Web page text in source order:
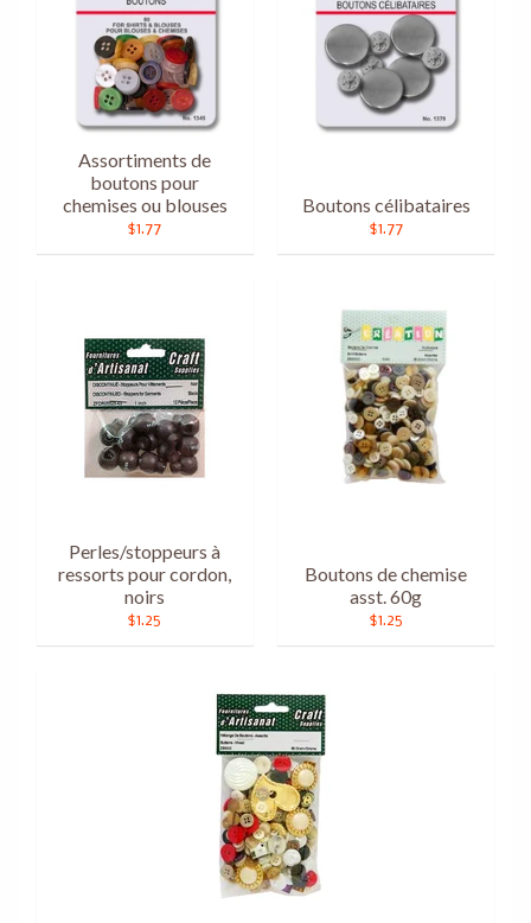
Assortiments de
boutons pour
chemises ou blouses
$1.77
Boutons célibataires
$1.77
Perles/stoppeurs à
ressorts pour cordon,
noirs
$1.25
Boutons de chemise
asst. 60g
$1.25